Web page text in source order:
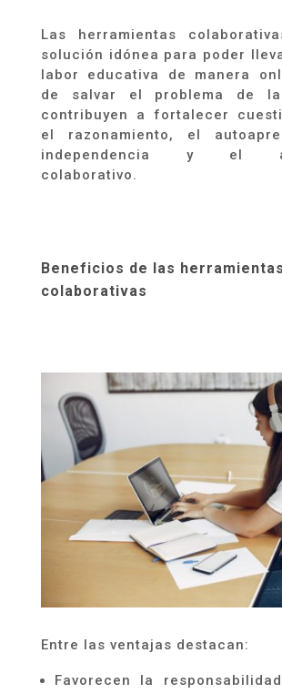
Las herramientas
solución idónea para poder
labor educativa de manera
de salvar el problema de la
contribuyen a fortalecer
el razonamiento, el
independencia y el
colaborativo.
Beneficios de las herramientas
colaborativas
Entre las ventajas destacan:
Favorecen la